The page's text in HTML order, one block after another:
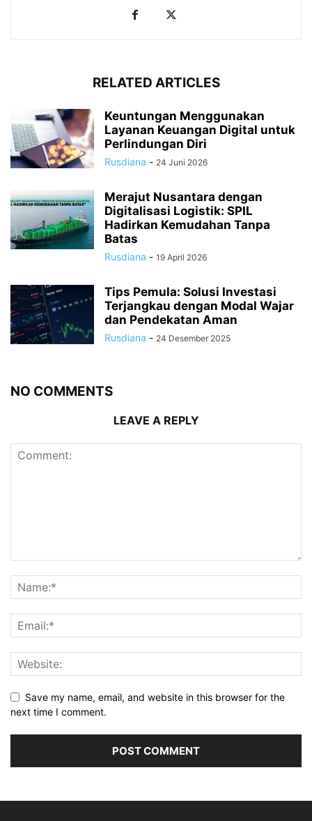
RELATED ARTICLES
Keuntungan Menggunakan
Layanan Keuangan Digital untuk
Perlindungan Diri
Rusdiana - 24 Juni 2026
Merajut Nusantara dengan
Digitalisasi Logistik: SPIL
Hadirkan Kemudahan Tanpa
Batas
Rusdiana - 19 April 2026
Tips Pemula: Solusi Investasi
Terjangkau dengan Modal Wajar
dan Pendekatan Aman
Rusdiana - 24 Desember 2025
NO COMMENTS
LEAVE A REPLY
Save my name, email, and website in this browser for the
next time I comment.